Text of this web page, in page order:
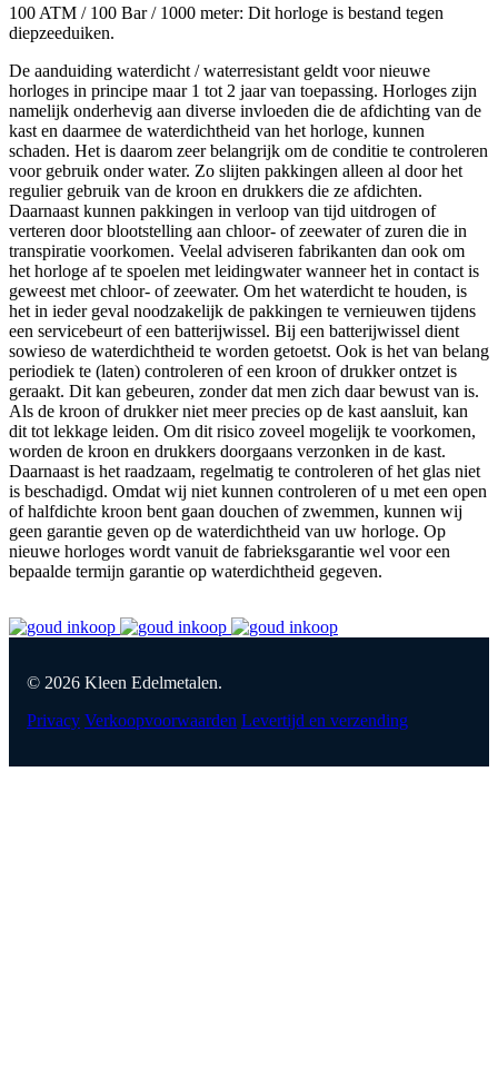
100 ATM / 100 Bar / 1000 meter: Dit horloge is bestand tegen
diepzeeduiken.
De aanduiding waterdicht / waterresistant geldt voor nieuwe
horloges in principe maar 1 tot 2 jaar van toepassing. Horloges zijn
namelijk onderhevig aan diverse invloeden die de afdichting van de
kast en daarmee de waterdichtheid van het horloge, kunnen
schaden. Het is daarom zeer belangrijk om de conditie te controleren
voor gebruik onder water. Zo slijten pakkingen alleen al door het
regulier gebruik van de kroon en drukkers die ze afdichten.
Daarnaast kunnen pakkingen in verloop van tijd uitdrogen of
verteren door blootstelling aan chloor- of zeewater of zuren die in
transpiratie voorkomen. Veelal adviseren fabrikanten dan ook om
het horloge af te spoelen met leidingwater wanneer het in contact is
geweest met chloor- of zeewater. Om het waterdicht te houden, is
het in ieder geval noodzakelijk de pakkingen te vernieuwen tijdens
een servicebeurt of een batterijwissel. Bij een batterijwissel dient
sowieso de waterdichtheid te worden getoetst. Ook is het van belang
periodiek te (laten) controleren of een kroon of drukker ontzet is
geraakt. Dit kan gebeuren, zonder dat men zich daar bewust van is.
Als de kroon of drukker niet meer precies op de kast aansluit, kan
dit tot lekkage leiden. Om dit risico zoveel mogelijk te voorkomen,
worden de kroon en drukkers doorgaans verzonken in de kast.
Daarnaast is het raadzaam, regelmatig te controleren of het glas niet
is beschadigd. Omdat wij niet kunnen controleren of u met een open
of halfdichte kroon bent gaan douchen of zwemmen, kunnen wij
geen garantie geven op de waterdichtheid van uw horloge. Op
nieuwe horloges wordt vanuit de fabrieksgarantie wel voor een
bepaalde termijn garantie op waterdichtheid gegeven.
© 2026 Kleen Edelmetalen.
Privacy Verkoopvoorwaarden Levertijd en verzending